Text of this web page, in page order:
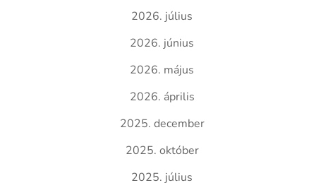
2026. július
2026. június
2026. május
2026. április
2025. december
2025. október
2025. július